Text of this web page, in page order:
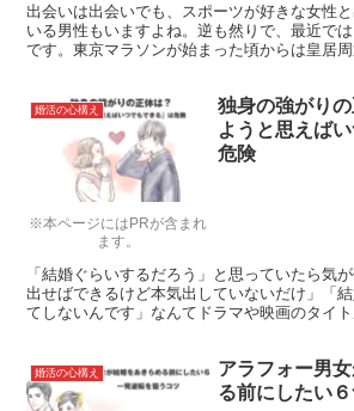
出会いは出会いでも、スポーツが好きな女性
いる男性もいますよね。逆も然りで、最近で
です。東京マラソンが始まった頃からは皇居周
ていきましょう！
※本ページにはPRが含まれ
ます。
婚活の心構え
独身の強がり
ようと思えば
危険
「結婚ぐらいするだろう」と思っていたら気
出せばできるけど本気出していないだけ」「
てしないんです」なんてドラマや映画のタイト
婚活の心構え
アラフォー男
る前にしたい